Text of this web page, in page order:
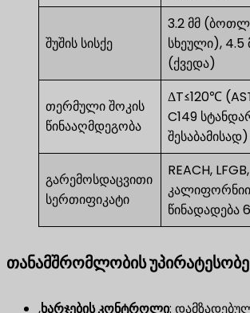
შუშის სისქე
3.2 მმ
სხეული), 4.5
(ქვედა)
თერმული შოკის
წინააღმდეგობა
ΔT≤120℃
C149
შესაბამისად)
გარემოსდაცვითი
სერთიფიკატი
REACH, LFGB,
წინადადება
თანამშრომლობის
,ხარჯების კონტროლი​: